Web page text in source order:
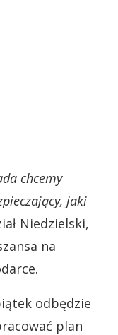
chcemy
jaki
Niedzielski,
na
odbędzie
plan